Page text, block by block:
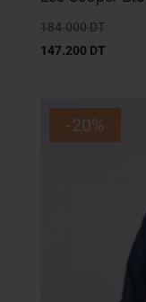
184.000 DT
147.200 DT
-20%